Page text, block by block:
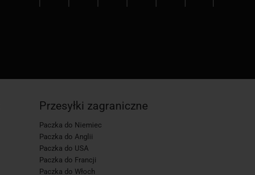
Przesyłki zagraniczne
Paczka do Niemiec
Paczka do Anglii
Paczka do USA
Paczka do Francji
Paczka do Włoch